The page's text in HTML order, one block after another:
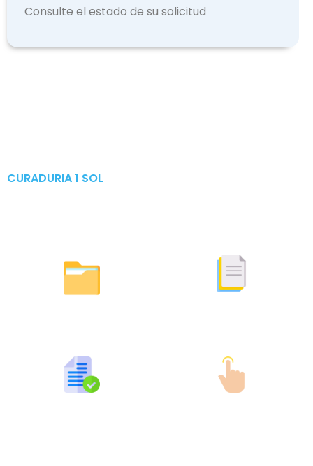
Consulte el estado de su solicitud
CURADURIA 1 SOL